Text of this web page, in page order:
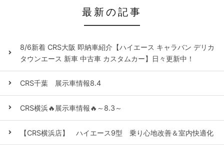
最新の記事
8/6新着 CRS大阪 即納車紹介【ハイエース キャラバン デリカ
タウンエース 新車 中古車 カスタムカー】日々更新中！
CRS千葉 展示車情報8.4
CRS横浜🔥展示車情報🔥～8.3～
【CRS横浜店】 ハイエース9型 乗り心地改善＆室内快適化